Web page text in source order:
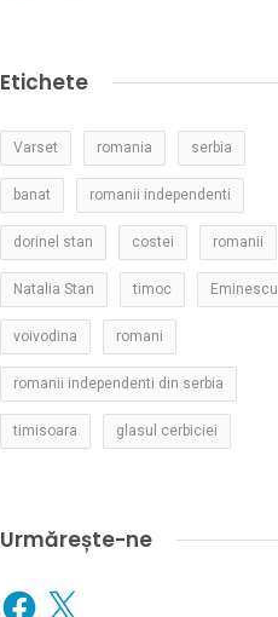
Etichete
Varset romania serbia
banat romanii independenti
dorinel stan costei romanii
Natalia Stan timoc Eminescu
voivodina romani
romanii independenti din serbia
timisoara glasul cerbiciei
Urmărește-ne
Facebook
X